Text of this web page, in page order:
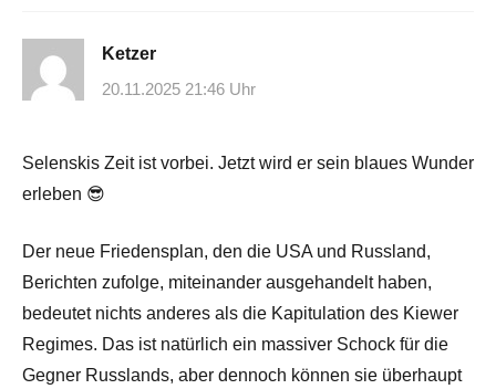
Ketzer
20.11.2025 21:46 Uhr
Selenskis Zeit ist vorbei. Jetzt wird er sein blaues Wunder
erleben 😎
Der neue Friedensplan, den die USA und Russland,
Berichten zufolge, miteinander ausgehandelt haben,
bedeutet nichts anderes als die Kapitulation des Kiewer
Regimes. Das ist natürlich ein massiver Schock für die
Gegner Russlands, aber dennoch können sie überhaupt